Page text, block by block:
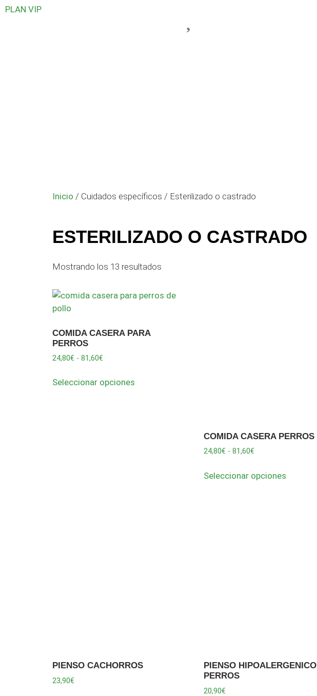
PLAN VIP
Inicio / Cuidados específicos / Esterilizado o castrado
ESTERILIZADO O CASTRADO
Mostrando los 13 resultados
COMIDA CASERA PARA
PERROS
24,80€ - 81,60€
Seleccionar opciones
COMIDA CASERA PERROS
24,80€ - 81,60€
Seleccionar opciones
PIENSO CACHORROS
23,90€
PIENSO HIPOALERGENICO
PERROS
20,90€